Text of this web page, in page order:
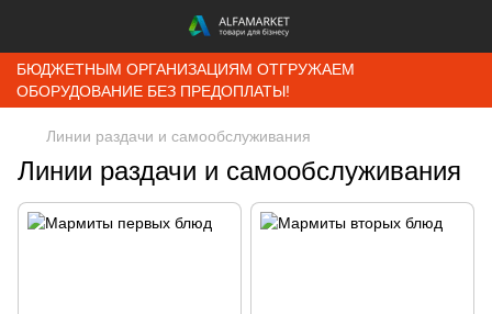
БЮДЖЕТНЫМ ОРГАНИЗАЦИЯМ ОТГРУЖАЕМ
ОБОРУДОВАНИЕ БЕЗ ПРЕДОПЛАТЫ!
Линии раздачи и самообслуживания
Линии раздачи и самообслуживания